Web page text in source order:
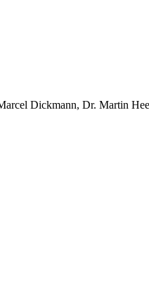
Dickmann, Dr. Martin